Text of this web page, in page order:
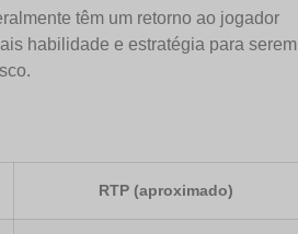
têm um retorno ao jogador
habilidade e estratégia para serem
RTP (aproximado)